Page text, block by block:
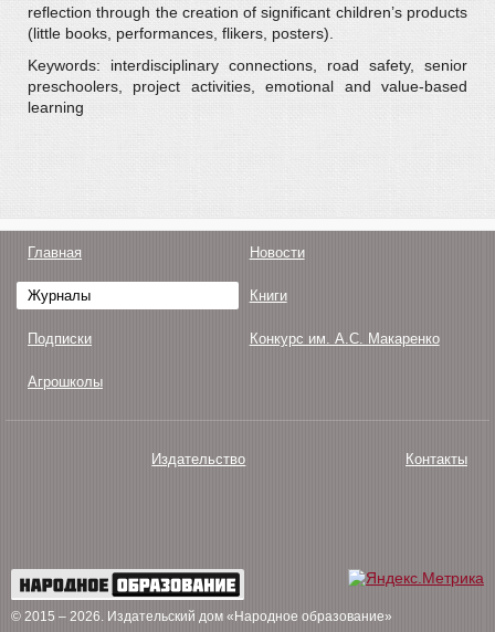
reflection through the creation of significant children’s products
(little books, performances, flikers, posters).
Keywords: interdisciplinary connections, road safety, senior
preschoolers, project activities, emotional and value-based
learning
Главная Новости
Журналы Книги
Подписки Конкурс им. А.С. Макаренко
Агрошколы
Издательство Контакты
© 2015 – 2026. Издательский дом «Народное образование»